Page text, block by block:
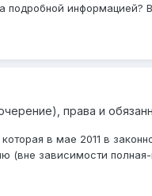
подробной информацией?
права и
в мае 2011 в
(вне зависимости полная-